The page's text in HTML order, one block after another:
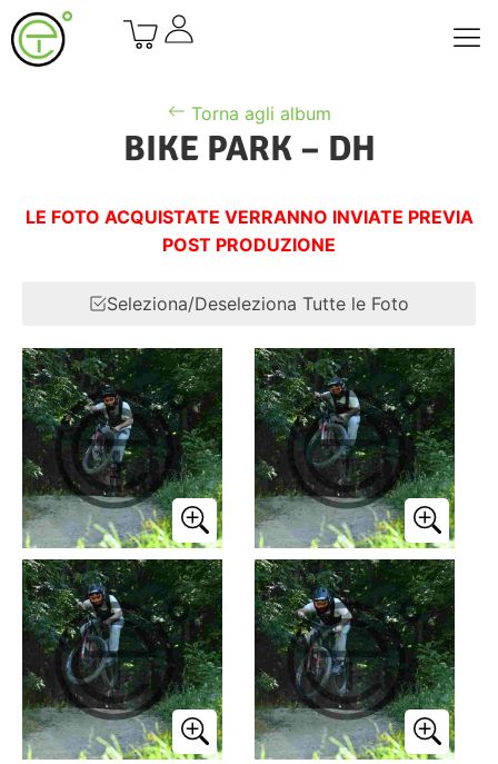
Torna agli album
BIKE PARK – DH
LE FOTO ACQUISTATE VERRANNO INVIATE PREVIA
POST PRODUZIONE
Seleziona/Deseleziona Tutte le Foto